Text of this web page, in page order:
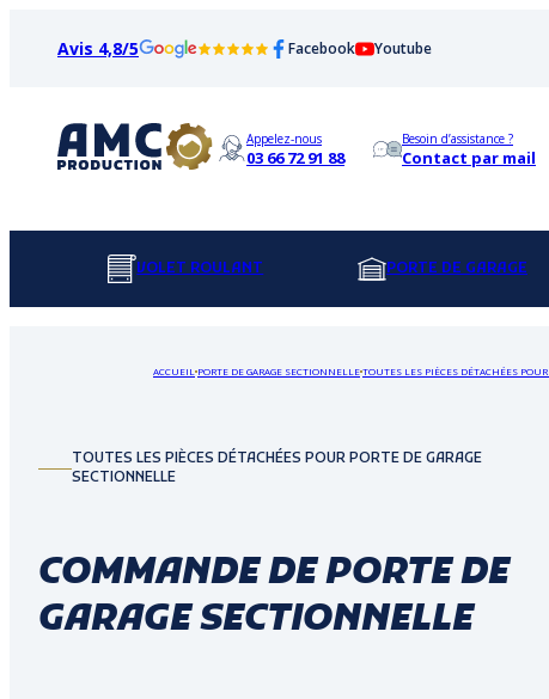
Avis 4,8/5 Facebook Youtube
Appelez-nous
03 66 72 91 88
Besoin d’assistance ?
Contact par mail
VOLET ROULANT PORTE DE GARAGE
ACCUEIL PORTE DE GARAGE SECTIONNELLETOUTES LES PIÈCES DÉTACHÉES
TOUTES LES PIÈCES DÉTACHÉES POUR PORTE DE GARAGE
SECTIONNELLE
COMMANDE DE PORTE DE
GARAGE SECTIONNELLE